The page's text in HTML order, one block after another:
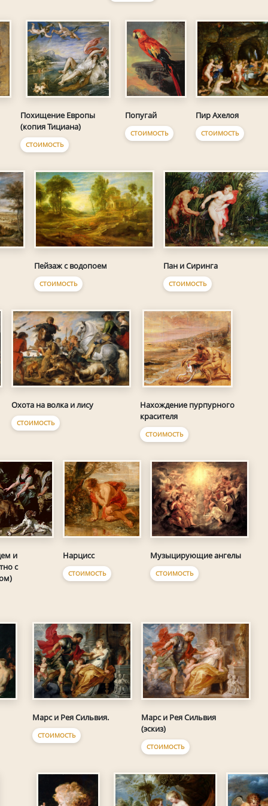
Похищение Европы
(копия Тициана)
СТОИМОСТЬ
Попугай
СТОИМОСТЬ
Пир Ахелоя
СТОИМОСТЬ
Пейзаж с водопоем
СТОИМОСТЬ
Пан и Сиринга
СТОИМОСТЬ
Охота на волка и лису
СТОИМОСТЬ
Нахождение пурпурного
красителя
СТОИМОСТЬ
и
с
Нарцисс
СТОИМОСТЬ
Музыцирующие ангелы
СТОИМОСТЬ
Марс и Рея Сильвия.
СТОИМОСТЬ
Марс и Рея Сильвия
(эскиз)
СТОИМОСТЬ